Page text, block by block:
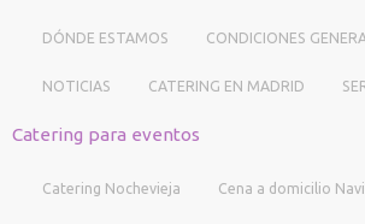
DÓNDE ESTAMOS CONDICIONES
NOTICIAS CATERING EN MADRID
Catering para eventos
Catering Nochevieja Cena a domicilio